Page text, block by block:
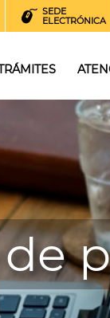
SEDE
ELECTRÓNICA